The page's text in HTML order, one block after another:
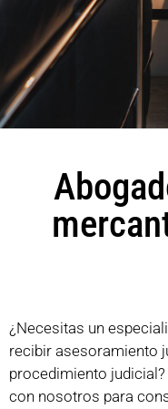
¿Necesitas un
recibir asesoramiento
procedimiento
con nosotros para